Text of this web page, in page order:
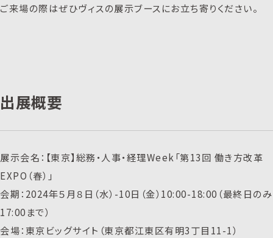
ご来場の際はぜひヴィスの展示ブースにお立ち寄りください。
出展概要
展示会名：【東京】総務・人事・経理Week「第13回 働き方改革
EXPO（春）」
会期：2024年５月８日（水）-10日（金）10:00-18:00（最終日のみ
17:00まで）
会場：東京ビッグサイト（東京都江東区有明3丁目11-1）